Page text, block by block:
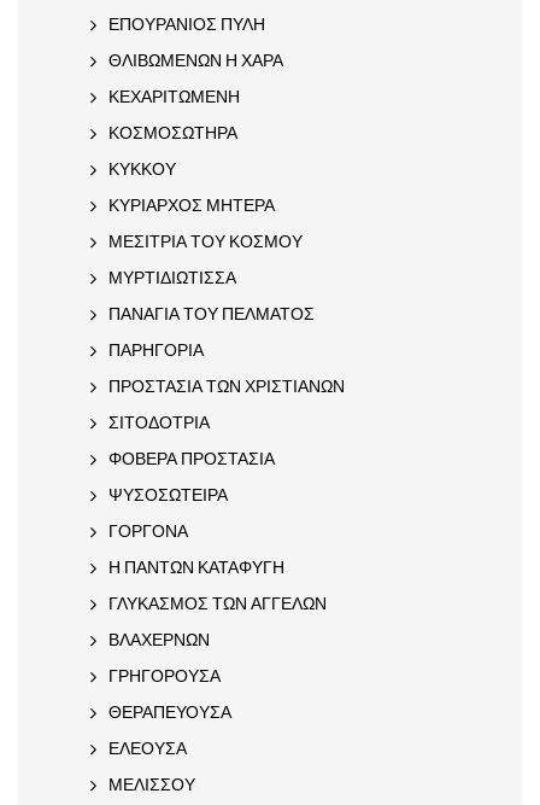
ΕΠΟΥΡΑΝΙΟΣ ΠΥΛΗ
ΘΛΙΒΩΜΕΝΩΝ Η ΧΑΡΑ
ΚΕΧΑΡΙΤΩΜΕΝΗ
ΚΟΣΜΟΣΩΤΗΡΑ
ΚΥΚΚΟΥ
ΚΥΡΙΑΡΧΟΣ ΜΗΤΕΡΑ
ΜΕΣΙΤΡΙΑ ΤΟΥ ΚΟΣΜΟΥ
ΜΥΡΤΙΔΙΩΤΙΣΣΑ
ΠΑΝΑΓΙΑ ΤΟΥ ΠΕΛΜΑΤΟΣ
ΠΑΡΗΓΟΡΙΑ
ΠΡΟΣΤΑΣΙΑ ΤΩΝ ΧΡΙΣΤΙΑΝΩΝ
ΣΙΤΟΔΟΤΡΙΑ
ΦΟΒΕΡΑ ΠΡΟΣΤΑΣΙΑ
ΨΥΣΟΣΩΤΕΙΡΑ
ΓΟΡΓΟΝΑ
Η ΠΑΝΤΩΝ ΚΑΤΑΦΥΓΗ
ΓΛΥΚΑΣΜΟΣ ΤΩΝ ΑΓΓΕΛΩΝ
ΒΛΑΧΕΡΝΩΝ
ΓΡΗΓΟΡΟΥΣΑ
ΘΕΡΑΠΕΥΟΥΣΑ
ΕΛΕΟΥΣΑ
ΜΕΛΙΣΣΟΥ